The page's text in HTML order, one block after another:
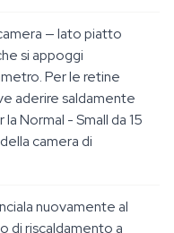
— lato piatto
si appoggi
Per le retine
aderire saldamente
Normal - Small da 15
camera di
nuovamente al
di riscaldamento a